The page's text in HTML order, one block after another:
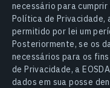
necessário para
Política de Privacidade,
permitido por lei um
Posteriormente, se os
necessários para os
de Privacidade, a
dados em sua posse